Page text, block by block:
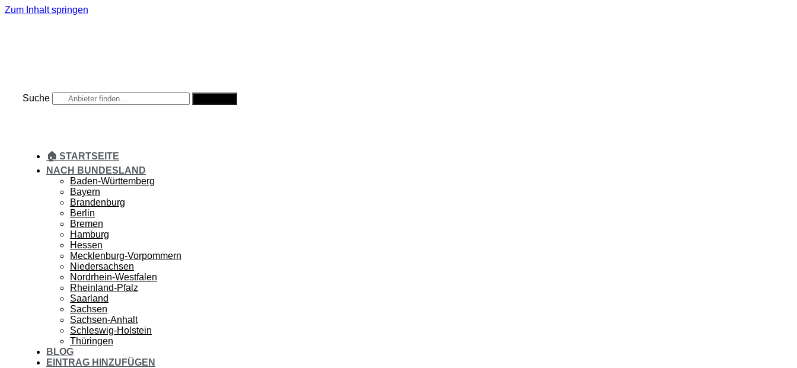
Zum Inhalt springen
Suche
🏠 STARTSEITE
NACH BUNDESLAND
Baden-Württemberg
Bayern
Brandenburg
Berlin
Bremen
Hamburg
Hessen
Mecklenburg-Vorpommern
Niedersachsen
Nordrhein-Westfalen
Rheinland-Pfalz
Saarland
Sachsen
Sachsen-Anhalt
Schleswig-Holstein
Thüringen
BLOG
EINTRAG HINZUFÜGEN